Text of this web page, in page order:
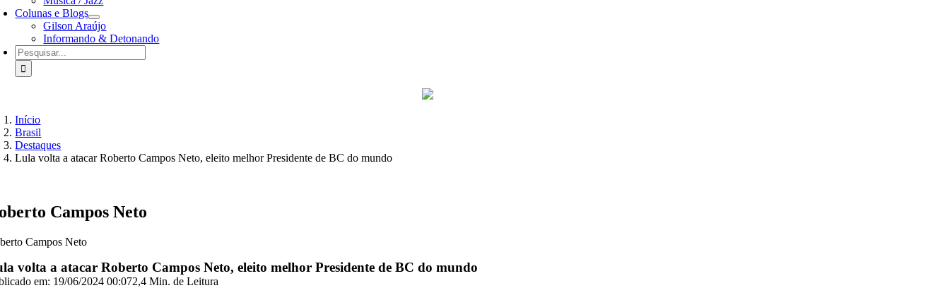
Colunas e Blogs
Gilson Araújo
Informando & Detonando
Buscar
resultados
para:
Início
Brasil
Destaques
Lula volta a atacar Roberto Campos Neto, eleito melhor Presidente de BC do mundo
Campos Neto
Campos Neto
volta a atacar Roberto Campos Neto, eleito melhor Presidente de BC do mundo
em: 19/06/2024 00:072,4 Min. de Leitura